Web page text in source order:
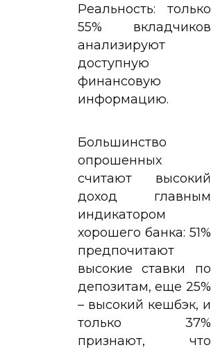
Реальность: только
55% вкладчиков
анализируют
доступную
финансовую
информацию.
Большинство
опрошенных
считают высокий
доход главным
индикатором
хорошего банка: 51%
предпочитают
высокие ставки по
депозитам, еще 25%
– высокий кешбэк, и
только 37%
признают, что